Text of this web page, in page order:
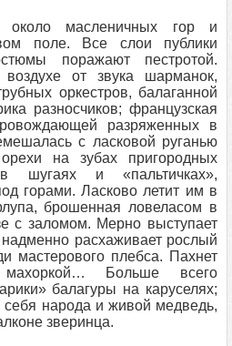
масленичных гор и
поле. Все слои публики
поражают пестротой.
от звука шарманок,
оркестров, балаганной
разносчиков; французская
разряженных в
с ласковой руганью
на зубах пригородных
шугаях и «пальтичках»,
горами. Ласково летит им в
брошенная ловеласом в
с заломом. Мерно выступает
расхаживает рослый
мастерового плебса. Пахнет
Больше всего
балагуры на каруселях;
себя народа и живой медведь,
зверинца.